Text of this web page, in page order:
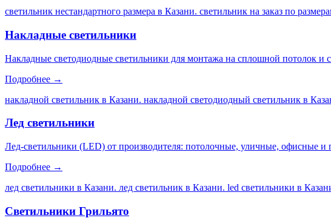
светильник нестандартного размера в Казани. светильник на заказ по
Накладные светильники
Накладные светодиодные светильники для монтажа на сплошной потолок
Подробнее →
накладной светильник в Казани. накладной светодиодный светильник в
Лед светильники
Лед-светильники (LED) от производителя: потолочные, уличные, офисные
Подробнее →
лед светильники в Казани. лед светильник в Казани. led светильники в
Светильники Грильято